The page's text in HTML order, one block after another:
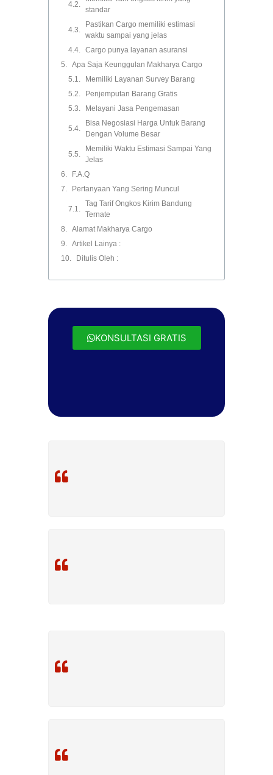
standar
Pastikan Cargo memiliki estimasi
waktu sampai yang jelas
Cargo punya layanan asuransi
Apa Saja Keunggulan Makharya Cargo
Memiliki Layanan Survey Barang
Penjemputan Barang Gratis
Melayani Jasa Pengemasan
Bisa Negosiasi Harga Untuk Barang
Dengan Volume Besar
Memiliki Waktu Estimasi Sampai Yang
Jelas
F.A.Q
Pertanyaan Yang Sering Muncul
Tag Tarif Ongkos Kirim Bandung
Ternate
Alamat Makharya Cargo
Artikel Lainya :
Ditulis Oleh :
KONSULTASI GRATIS